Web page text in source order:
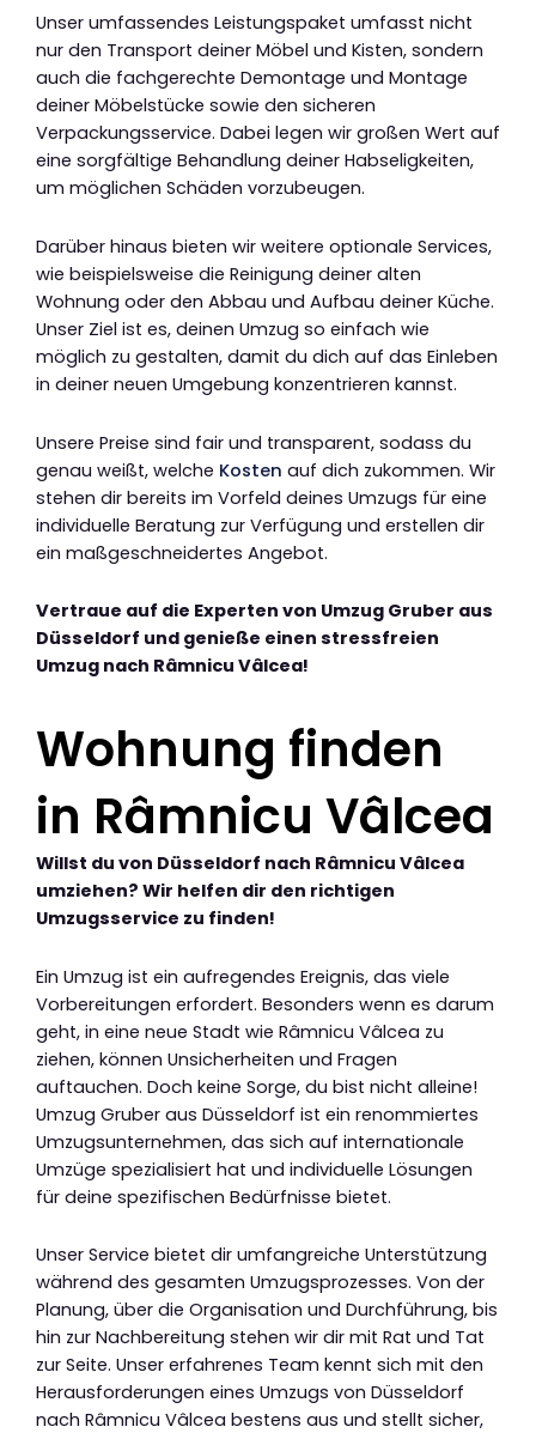
Unser umfassendes Leistungspaket umfasst nicht
nur den Transport deiner Möbel und Kisten, sondern
auch die fachgerechte Demontage und Montage
deiner Möbelstücke sowie den sicheren
Verpackungsservice. Dabei legen wir großen Wert auf
eine sorgfältige Behandlung deiner Habseligkeiten,
um möglichen Schäden vorzubeugen.
Darüber hinaus bieten wir weitere optionale Services,
wie beispielsweise die Reinigung deiner alten
Wohnung oder den Abbau und Aufbau deiner Küche.
Unser Ziel ist es, deinen Umzug so einfach wie
möglich zu gestalten, damit du dich auf das Einleben
in deiner neuen Umgebung konzentrieren kannst.
Unsere Preise sind fair und transparent, sodass du
genau weißt, welche Kosten auf dich zukommen. Wir
stehen dir bereits im Vorfeld deines Umzugs für eine
individuelle Beratung zur Verfügung und erstellen dir
ein maßgeschneidertes Angebot.
Vertraue auf die Experten von Umzug Gruber aus
Düsseldorf und genieße einen stressfreien
Umzug nach Râmnicu Vâlcea!
Wohnung finden
in Râmnicu Vâlcea
Willst du von Düsseldorf nach Râmnicu Vâlcea
umziehen? Wir helfen dir den richtigen
Umzugsservice zu finden!
Ein Umzug ist ein aufregendes Ereignis, das viele
Vorbereitungen erfordert. Besonders wenn es darum
geht, in eine neue Stadt wie Râmnicu Vâlcea zu
ziehen, können Unsicherheiten und Fragen
auftauchen. Doch keine Sorge, du bist nicht alleine!
Umzug Gruber aus Düsseldorf ist ein renommiertes
Umzugsunternehmen, das sich auf internationale
Umzüge spezialisiert hat und individuelle Lösungen
für deine spezifischen Bedürfnisse bietet.
Unser Service bietet dir umfangreiche Unterstützung
während des gesamten Umzugsprozesses. Von der
Planung, über die Organisation und Durchführung, bis
hin zur Nachbereitung stehen wir dir mit Rat und Tat
zur Seite. Unser erfahrenes Team kennt sich mit den
Herausforderungen eines Umzugs von Düsseldorf
nach Râmnicu Vâlcea bestens aus und stellt sicher,